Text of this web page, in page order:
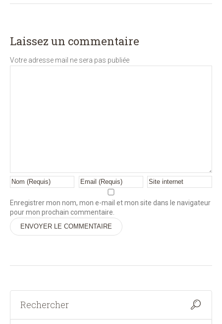
Laissez un commentaire
Votre adresse mail ne sera pas publiée
Enregistrer mon nom, mon e-mail et mon site dans le navigateur
pour mon prochain commentaire.